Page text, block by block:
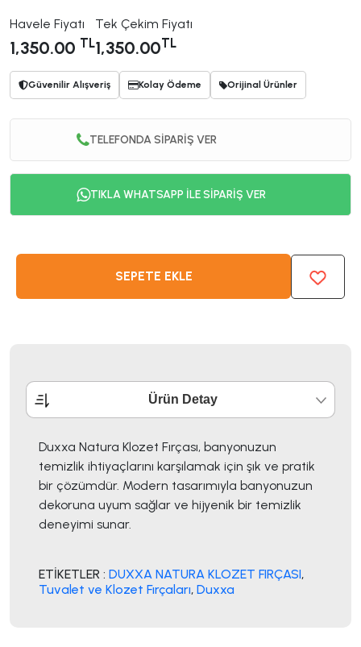
Havele Fiyatı
1,350.00 TL
Tek Çekim Fiyatı
1,350.00TL
Güvenilir Alışveriş Kolay Ödeme Orijinal Ürünler
TELEFONDA SİPARİŞ VER
TIKLA WHATSAPP İLE SİPARİŞ VER
SEPETE EKLE
Ürün Detay
Duxxa Natura Klozet Fırçası, banyonuzun
temizlik ihtiyaçlarını karşılamak için şık ve pratik
bir çözümdür. Modern tasarımıyla banyonuzun
dekoruna uyum sağlar ve hijyenik bir temizlik
deneyimi sunar.
ETİKETLER : DUXXA NATURA KLOZET FIRÇASI,
Tuvalet ve Klozet Fırçaları, Duxxa